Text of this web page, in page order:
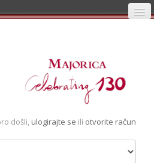
došli, ulogirajte se ili otvorite račun